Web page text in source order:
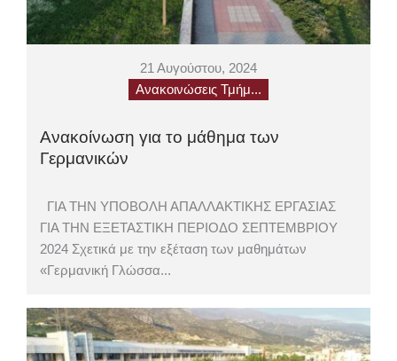
21 Αυγούστου, 2024
Ανακοινώσεις Τμήμ...
Ανακοίνωση για το μάθημα των
Γερμανικών
ΓΙΑ ΤΗΝ ΥΠΟΒΟΛΗ ΑΠΑΛΛΑΚΤΙΚΗΣ ΕΡΓΑΣΙΑΣ
ΓΙΑ ΤΗΝ ΕΞΕΤΑΣΤΙΚΗ ΠΕΡΙΟΔΟ ΣΕΠΤΕΜΒΡΙΟΥ
2024 Σχετικά με την εξέταση των μαθημάτων
«Γερμανική Γλώσσα...